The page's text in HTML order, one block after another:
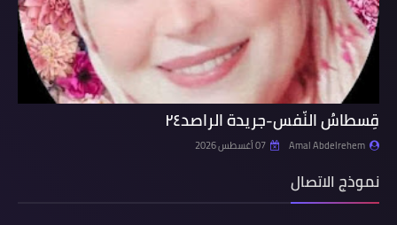
قِسطاسُ النّفس-جريدة الراصد٢٤
Amal Abdelrehem 07 أغسطس 2026
نموذج الاتصال